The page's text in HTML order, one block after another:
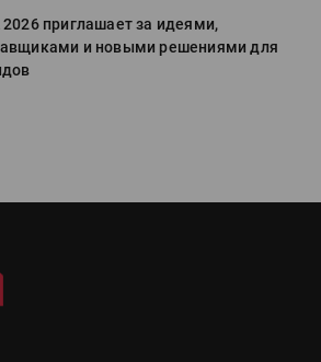
2026 приглашает за идеями,
и новыми решениями для